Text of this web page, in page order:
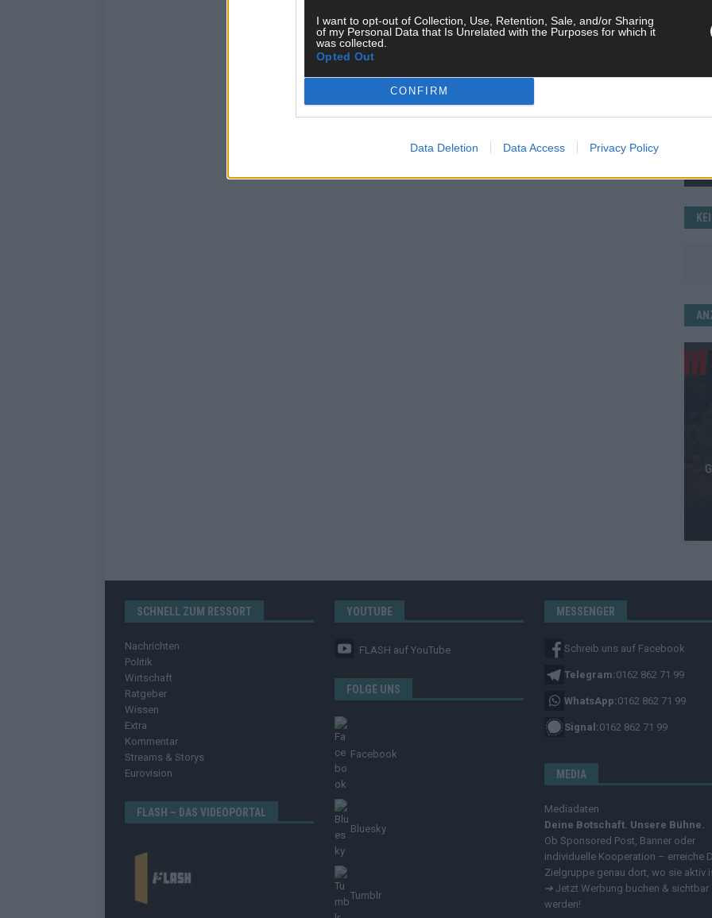
I want to opt-out of Collection, Use, Retention, Sale, and/or Sharing
of my Personal Data that Is Unrelated with the Purposes for which it
was collected.
Opted Out
CONFIRM
Data Deletion Data Access Privacy Policy
SCHNELL ZUM RESSORT
Nachrichten
Politik
Wirtschaft
Ratgeber
Wissen
Extra
Kommentar
Streams & Storys
Eurovision
FLASH – DAS VIDEOPORTAL
YOUTUBE
FLASH auf YouTube
FOLGE UNS
Facebook
Bluesky
Tumblr
MESSENGER
Schreib uns auf Facebook
Telegram:0162 862 71 99
WhatsApp:0162 862 71 99
Signal:0162 862 71 99
MEDIA
Mediadaten
Deine Botschaft. Unsere Bühne.
Ob Sponsored Post, Banner oder
individuelle Kooperation – erreiche
Zielgruppe genau dort, wo sie aktiv
➔ Jetzt Werbung buchen & sichtbar
werden!